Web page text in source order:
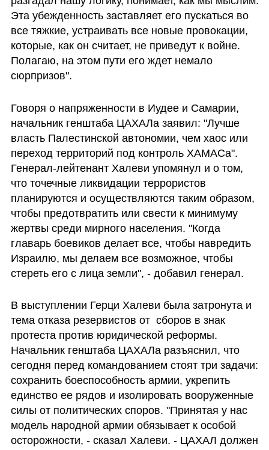
Эта убежденность заставляет его пускаться во
все тяжкие, устраивать все новые провокации,
которые, как он считает, не приведут к войне.
Полагаю, на этом пути его ждет немало
сюрпризов".
Говоря о напряженности в Иудее и Самарии,
начальник генштаба ЦАХАЛа заявил: "Лучше
власть Палестинской автономии, чем хаос или
переход территорий под контроль ХАМАСа".
Генерал-лейтенант Халеви упомянул и о том,
что точечные ликвидации террористов
планируются и осуществляются таким образом,
чтобы предотвратить или свести к минимуму
жертвы среди мирного населения. "Когда
главарь боевиков делает все, чтобы навредить
Израилю, мы делаем все возможное, чтобы
стереть его с лица земли", - добавил генерал.
В выступлении Герци Халеви была затронута и
тема отказа резервистов от  сборов в знак
протеста против юридической реформы.
Начальник генштаба ЦАХАЛа разъяснил, что
сегодня перед командованием стоят три задачи:
сохранить боеспособность армии, укрепить
единство ее рядов и изолировать вооруженные
силы от политических споров. "Принятая у нас
модель народной армии обязывает к особой
осторожности, - сказал Халеви. - ЦАХАЛ должен